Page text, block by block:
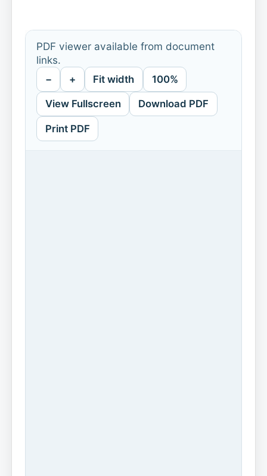
PDF viewer available from document
links.
− + Fit width 100%
View Fullscreen Download PDF
Print PDF